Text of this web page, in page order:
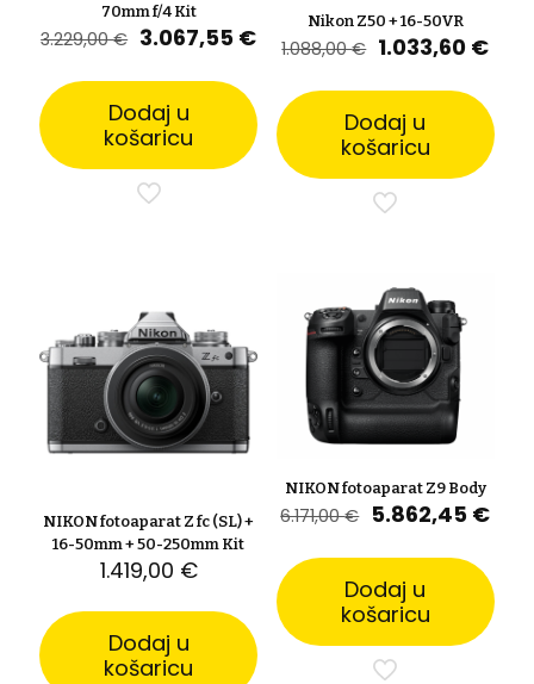
70mm f/4 Kit
3.229,00€ Izvorna
bila
je:
3.229,00 €.
3.067,55 €Trenutna
cijena
3.067,55 €.
Dodaj u
košaricu
Nikon Z50 + 16-50VR
1.088,00€ Izvorna
bila
je:
1.088,00 €.
1.033,60 €
Dodaj u
košaricu
NIKON fotoaparat Z fc (SL) +
16-50mm + 50-250mm Kit
1.419,00 €
Dodaj u
košaricu
NIKON fotoaparat Z9 Body
6.171,00€ Izvorna
bila
je:
6.171,00 €.
5.862,45 €
Dodaj u
košaricu